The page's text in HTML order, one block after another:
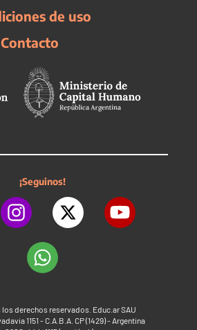
de uso
Contacto
¡Seguinos!
derechos reservados. Educ.ar SAU
1151 - C.A.B.A. CP (1429) - Argentina